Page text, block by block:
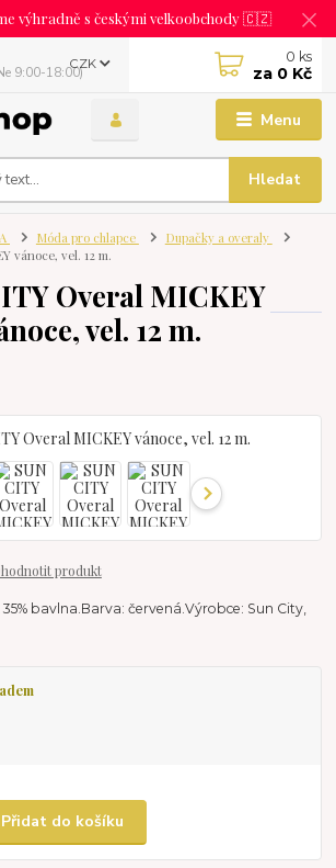
výhradně s českými velkoobchody 🇨🇿
Menu
CZK
Hledat
9:00-18:00)
0 ks
za 0 Kč
Móda pro chlapce
Dupačky a overaly
vánoce, vel. 12 m.
Overal MICKEY
vel. 12 m.
produkt
bavlna.Barva: červená.Výrobce: Sun City,
Přidat do košíku